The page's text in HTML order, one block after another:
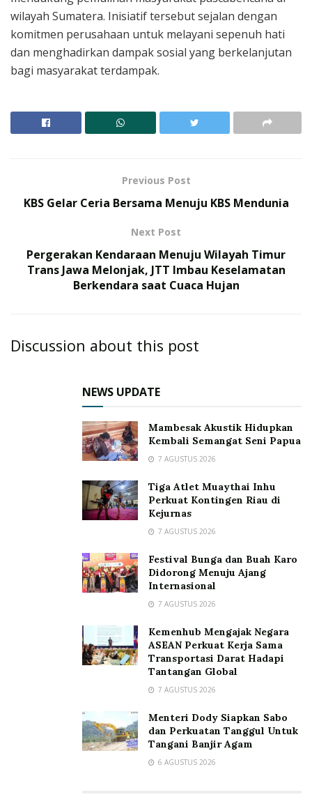
wilayah Sumatera. Inisiatif tersebut sejalan dengan
komitmen perusahaan untuk melayani sepenuh hati
dan menghadirkan dampak sosial yang berkelanjutan
bagi masyarakat terdampak.
Previous Post
KBS Gelar Ceria Bersama Menuju KBS Mendunia
Next Post
Pergerakan Kendaraan Menuju Wilayah Timur
Trans Jawa Melonjak, JTT Imbau Keselamatan
Berkendara saat Cuaca Hujan
Discussion about this post
NEWS UPDATE
Mambesak Akustik Hidupkan
Kembali Semangat Seni Papua
7 AGUSTUS 2026
Tiga Atlet Muaythai Inhu
Perkuat Kontingen Riau di
Kejurnas
7 AGUSTUS 2026
Festival Bunga dan Buah Karo
Didorong Menuju Ajang
Internasional
7 AGUSTUS 2026
Kemenhub Mengajak Negara
ASEAN Perkuat Kerja Sama
Transportasi Darat Hadapi
Tantangan Global
7 AGUSTUS 2026
Menteri Dody Siapkan Sabo
dan Perkuatan Tanggul Untuk
Tangani Banjir Agam
6 AGUSTUS 2026